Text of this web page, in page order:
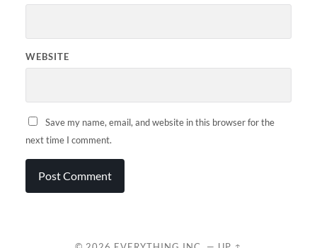
WEBSITE
Save my name, email, and website in this browser for the
next time I comment.